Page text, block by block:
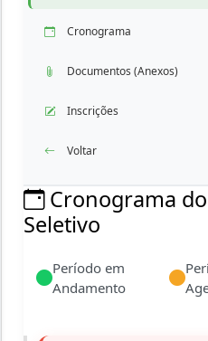
Cronograma
Documentos (Anexos)
Inscrições
Voltar
Cronograma do
Seletivo
Período em
Andamento